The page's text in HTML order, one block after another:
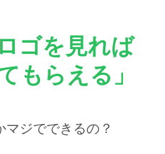
ゴを見れば
もらえる」
ジでできるの？